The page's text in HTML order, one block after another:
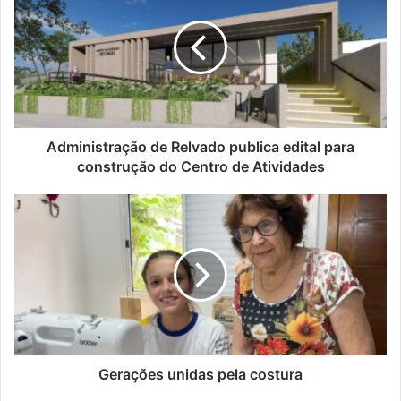
Relvado
publica
edital
para
construção
do
Centro
Administração de Relvado publica edital para
construção do Centro de Atividades
Gerações
Gerações unidas pela costura